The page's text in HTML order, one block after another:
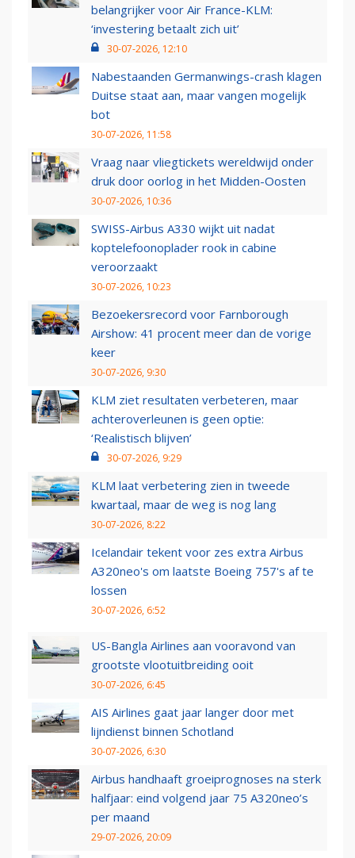
belangrijker voor Air France-KLM:
‘investering betaalt zich uit’
30-07-2026, 12:10
Nabestaanden Germanwings-crash klagen
Duitse staat aan, maar vangen mogelijk
bot
30-07-2026, 11:58
Vraag naar vliegtickets wereldwijd onder
druk door oorlog in het Midden-Oosten
30-07-2026, 10:36
SWISS-Airbus A330 wijkt uit nadat
koptelefoonoplader rook in cabine
veroorzaakt
30-07-2026, 10:23
Bezoekersrecord voor Farnborough
Airshow: 41 procent meer dan de vorige
keer
30-07-2026, 9:30
KLM ziet resultaten verbeteren, maar
achteroverleunen is geen optie:
‘Realistisch blijven’
30-07-2026, 9:29
KLM laat verbetering zien in tweede
kwartaal, maar de weg is nog lang
30-07-2026, 8:22
Icelandair tekent voor zes extra Airbus
A320neo's om laatste Boeing 757's af te
lossen
30-07-2026, 6:52
US-Bangla Airlines aan vooravond van
grootste vlootuitbreiding ooit
30-07-2026, 6:45
AIS Airlines gaat jaar langer door met
lijndienst binnen Schotland
30-07-2026, 6:30
Airbus handhaaft groeiprognoses na sterk
halfjaar: eind volgend jaar 75 A320neo’s
per maand
29-07-2026, 20:09